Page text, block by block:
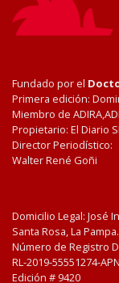
Fundado por el
Primera edición:
Miembro de
Propietario: El Diario
Director Periodístico:
Walter René Goñi
Domicilio Legal: José
Santa Rosa, La Pampa.
Número de Registro
RL-2019-55551274-
Edición # 9420